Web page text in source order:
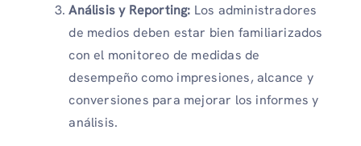
Análisis y Reporting: Los administradores
de medios deben estar bien familiarizados
con el monitoreo de medidas de
desempeño como impresiones, alcance y
conversiones para mejorar los informes y
análisis.